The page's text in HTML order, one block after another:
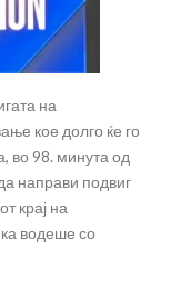
на
кое долго ќе го
во 98. минута од
направи подвиг
крај на
водеше со